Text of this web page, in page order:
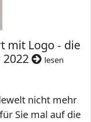
mit Logo - die
lesen
nicht mehr
Sie mal auf die